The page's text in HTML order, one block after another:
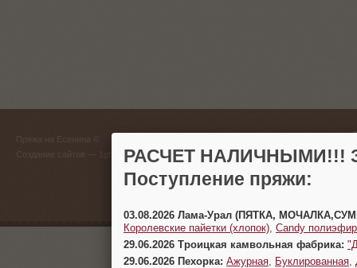
Пряжа на Есенина ©
Создание сайтов
(383)
г.
РАСЧЕТ НАЛИЧНЫМИ!!!
Поступление пряжи:
03.08.2026 Лама-Урал (ПЯТКА,
Королевские пайетки (хлопок) Candy
29.06.2026 Троицкая камвольная фабрика:
29.06.2026 Пехорка: Ажурная Буклированная